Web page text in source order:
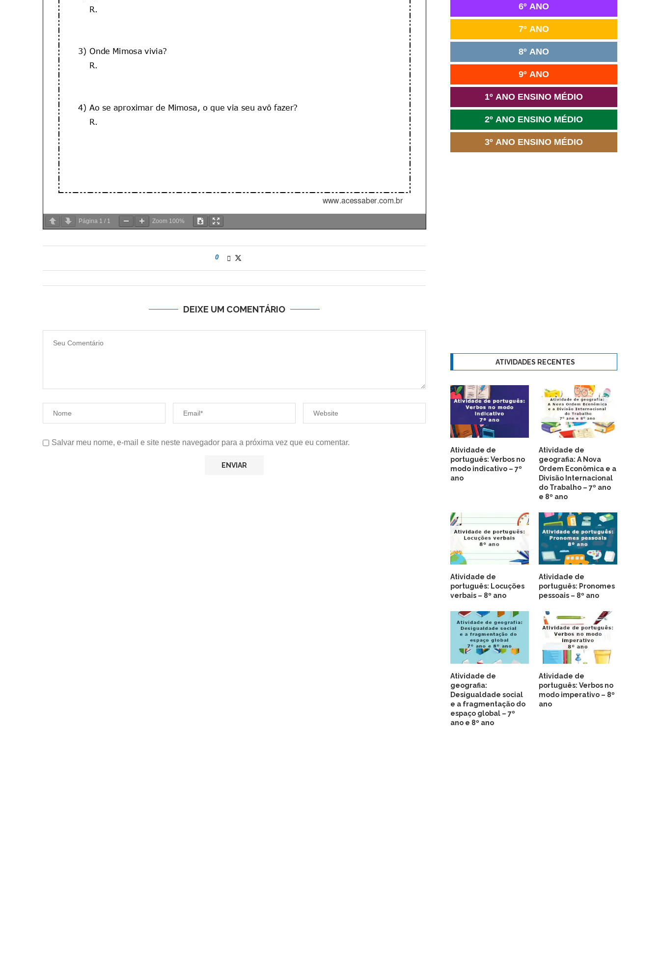
Página 1 / 1 Zoom 100%
0
DEIXE UM COMENTÁRIO
Salvar meu nome, e-mail e site neste navegador para a próxima vez que eu comentar.
6º ANO
7º ANO
8º ANO
9º ANO
1º ANO ENSINO MÉDIO
2º ANO ENSINO MÉDIO
3º ANO ENSINO MÉDIO
ATIVIDADES RECENTES
Atividade de
português: Verbos no
modo indicativo – 7º
ano
Atividade de
geografia: A Nova
Ordem Econômica e a
Divisão Internacional
do Trabalho – 7º ano
e 8º ano
Atividade de
português: Locuções
verbais – 8º ano
Atividade de
português: Pronomes
pessoais – 8º ano
Atividade de
geografia:
Desigualdade social
e a fragmentação do
espaço global – 7º
ano e 8º ano
Atividade de
português: Verbos no
modo imperativo – 8º
ano